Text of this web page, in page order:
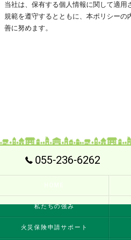
当社は、保有する個人情報に関して適用
規範を遵守するとともに、本ポリシーの
善に努めます。
055-236-6262
私たちの強み
火災保険申請サポート